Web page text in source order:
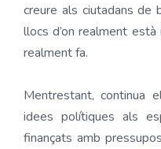
creure als ciutadans de
llocs d’on realment
realment fa.
Mentrestant, continua
idees polítiques als
finançats amb